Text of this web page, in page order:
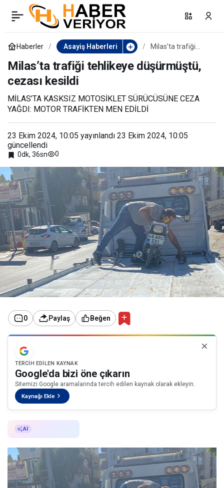
Haberler Asayiş Haberleri
Milas’ta trafiği
düşürmüştü,
cezası kesildi
Milas’ta trafiği tehlikeye düşürmüştü,
cezası kesildi
MİLAS’TA KASKSIZ MOTOSİKLET SÜRÜCÜSÜNE CEZA
YAĞDI: MOTOR TRAFİKTEN MEN EDİLDİ
23 Ekim 2024, 10:05 yayınlandı 23 Ekim 2024, 10:05
güncellendi
0dk, 36sn 0
0 Paylaş Beğen
TERCIH EDILEN KAYNAK
Google'da bizi öne çıkarın
Sitemizi Google aramalarında tercih edilen kaynak olarak ekleyin.
Kaynağı Ekle
AI
Aydın’da ‘sokak köpekleri
sorunu’ büyüyor
Paylaş